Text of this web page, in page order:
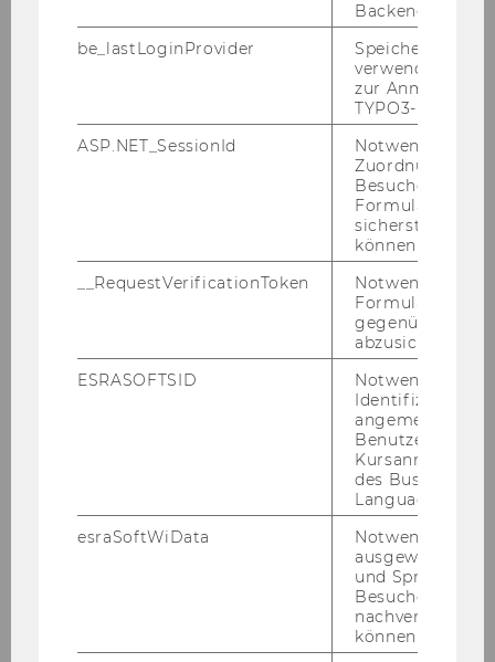
Location
Committee
Backend.
be_lastLoginProvider
Speichert die
verwendete
zur Anmeldung
TYPO3-Backend.
ASP.NET_SessionId
Notwendig, um
Zuordnung von
Besucher zu
sicherstellen zu
können.
__RequestVerificationToken
Notwendig, um
gegenüber
abzusichern.
ESRASOFTSID
Notwendig zur
Identifizierung
angemeldeten
Benutzers im
des Business
Language
esraSoftWiData
Notwendig um
ausgewählte
und
Besuchers
nachverfolgen
können.